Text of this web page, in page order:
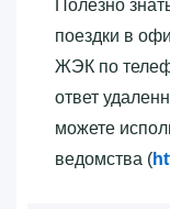
Полезно
поездки в
ЖЭК по
ответ
можете
ведомства (